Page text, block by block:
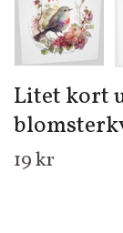
Litet kort
19 kr